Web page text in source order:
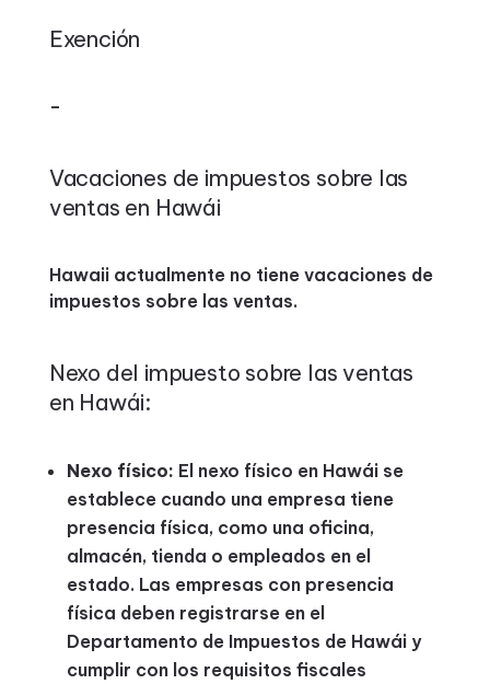
Exención
–
Vacaciones de impuestos sobre las
ventas en Hawái
Hawaii actualmente no tiene vacaciones de
impuestos sobre las ventas.
Nexo del impuesto sobre las ventas
en Hawái:
Nexo físico: El nexo físico en Hawái se
establece cuando una empresa tiene
presencia física, como una oficina,
almacén, tienda o empleados en el
estado. Las empresas con presencia
física deben registrarse en el
Departamento de Impuestos de Hawái y
cumplir con los requisitos fiscales